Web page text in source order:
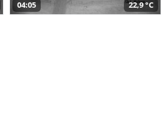
04:05 22,9 °C